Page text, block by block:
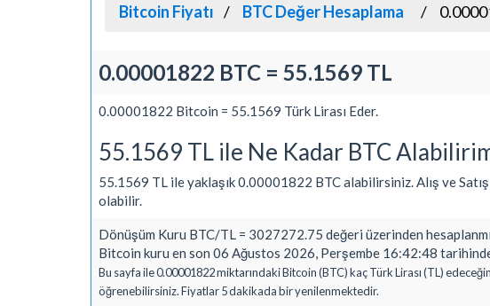
Bitcoin Fiyatı BTC Değer Hesaplama
0.00001822 BTC = 55.1569 TL
0.00001822 Bitcoin = 55.1569 Türk Lirası Eder.
55.1569 TL ile Ne Kadar BTC
55.1569 TL ile yaklaşık 0.00001822 BTC alabilirsiniz. Alış ve
olabilir.
Dönüşüm Kuru BTC/TL = 3027272.75 değeri üzerinden
Bitcoin kuru en son 06 Ağustos 2026, Perşembe 16:42:48
Bu sayfa ile 0.00001822 miktarındaki Bitcoin (BTC) kaç Türk Lirası (TL)
öğrenebilirsiniz. Fiyatlar 5 dakikada bir yenilenmektedir.